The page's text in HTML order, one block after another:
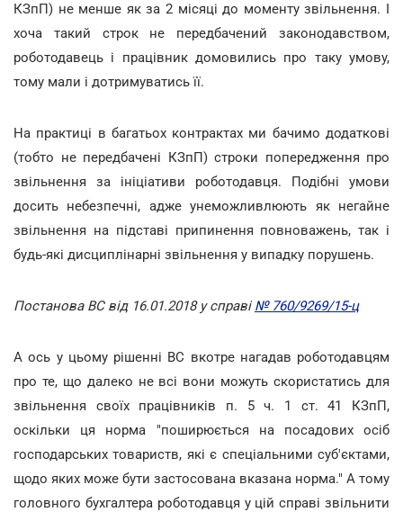
КЗпП) не менше як за 2 місяці до моменту звільнення. І
хоча такий строк не передбачений законодавством,
роботодавець і працівник домовились про таку умову,
тому мали і дотримуватись її.
На практиці в багатьох контрактах ми бачимо додаткові
(тобто не передбачені КЗпП) строки попередження про
звільнення за ініціативи роботодавця. Подібні умови
досить небезпечні, адже унеможливлюють як негайне
звільнення на підставі припинення повноважень, так і
будь-які дисциплінарні звільнення у випадку порушень.
Постанова ВС від 16.01.2018 у справі № 760/9269/15-ц
А ось у цьому рішенні ВС вкотре нагадав роботодавцям
про те, що далеко не всі вони можуть скористатись для
звільнення своїх працівників п. 5 ч. 1 ст. 41 КЗпП,
оскільки ця норма "поширюється на посадових осіб
господарських товариств, які є спеціальними суб'єктами,
щодо яких може бути застосована вказана норма." А тому
головного бухгалтера роботодавця у цій справі звільнити